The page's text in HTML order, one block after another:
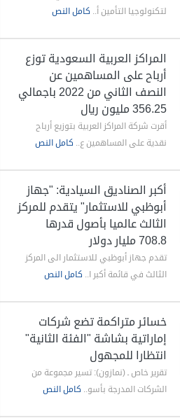
لتكنولوجيا التأمين أ.. كامل النص
المراكز العربية السعودية توزع
أرباح على المساهمين عن
النصف الثاني من 2022 باجمالي
356.25 مليون ريال
أقرت شركة المراكز العربية بتوزيع أرباح
نقدية على المساهمين ع.. كامل النص
أكبر الصناديق السيادية: "جهاز
أبوظبي للاستثمار" يتقدم للمركز
الثالث عالميا بأصول قدرها
708.8 مليار دولار
تقدم جهاز أبوظبي للاستثمار الى المركز
الثالث في قائمة أكبر ا.. كامل النص
خسائر متراكمة تضع شركات
إماراتية بشاشة "الفئة الثانية"
انتظارا للمجهول
تقرير خاص ـ (نمازون): تسير مجموعة من
الشركات المدرجة بأسو.. كامل النص